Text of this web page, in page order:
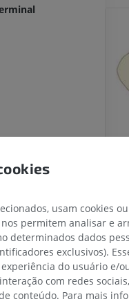
IRM do membro
PREMIUM
IRM do ombro
IRM
PREMIUM
usam cookies
permitem analisar e
determinados dados
exclusivos).
do usuário e/
com redes
conteúdo. Para mais